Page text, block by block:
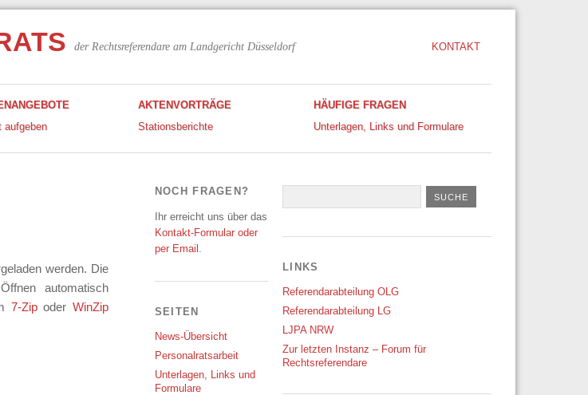
KONTAKT
der Rechtsreferendare am Landgericht Düsseldorf
aufgeben
AKTENVORTRÄGE
Stationsberichte
HÄUFIGE FRAGEN
Unterlagen, Links und Formulare
werden. Die
automatisch
7-Zipoder WinZip
NOCH FRAGEN?
Ihr erreicht uns über das
Kontakt-Formular oder
per Email .
SEITEN
News-Übersicht
Personalratsarbeit
Unterlagen, Links und
Formulare
LINKS
Referendarabteilung OLG
Referendarabteilung LG
LJPA NRW
Zur letzten Instanz – Forum für
Rechtsreferendare